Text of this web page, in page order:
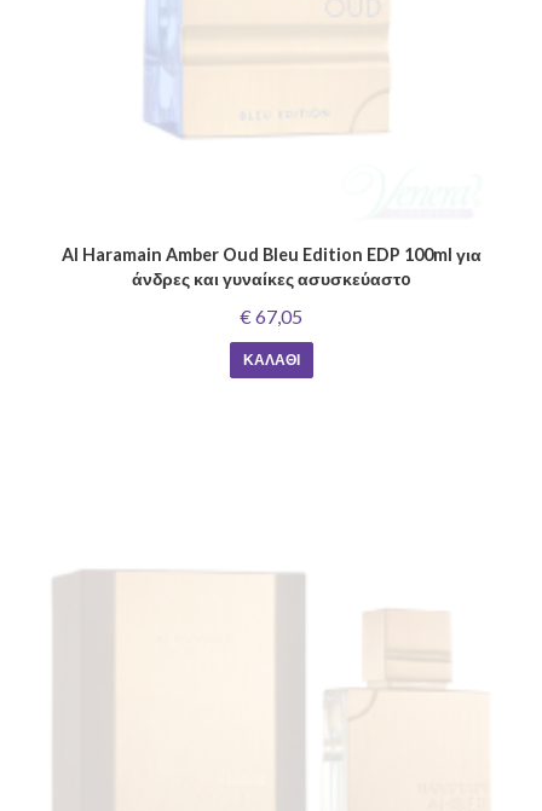
Al Haramain Amber Oud Bleu Edition EDP 100ml για
άνδρες και γυναίκες ασυσκεύαστo
€ 67,05
ΚΑΛΆΘΙ